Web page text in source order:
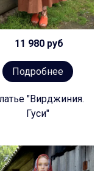
11 980 руб
Подробнее
"Вирджиния.
Гуси"